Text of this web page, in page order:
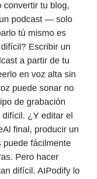
convertir tu blog,
podcast — solo
tú mismo es
Escribir un
a partir de tu
en voz alta sin
puede sonar no
de grabación
¿Y editar el
final, producir un
puede fácilmente
Pero hacer
difícil. AIPodify lo